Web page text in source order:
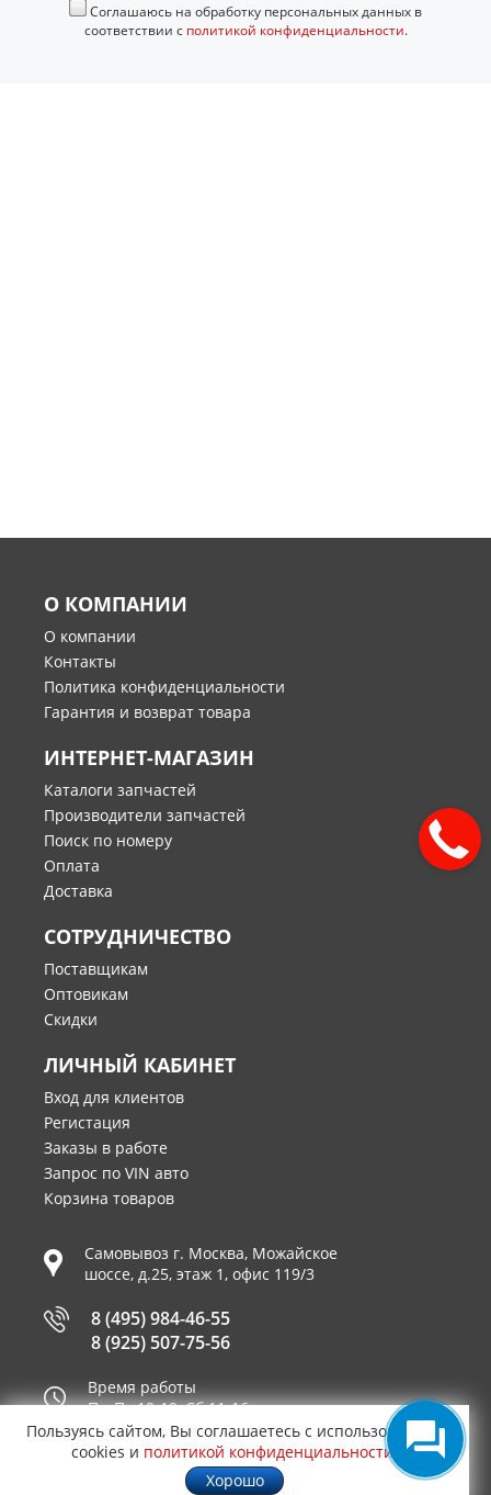
Соглашаюсь на обработку персональных данных в
соответствии с политикой конфиденциальности.
О КОМПАНИИ
О компании
Контакты
Политика конфиденциальности
Гарантия и возврат товара
ИНТЕРНЕТ-МАГАЗИН
Каталоги запчастей
Производители запчастей
Поиск по номеру
Оплата
Доставка
СОТРУДНИЧЕСТВО
Поставщикам
Оптовикам
Скидки
ЛИЧНЫЙ КАБИНЕТ
Вход для клиентов
Регистация
Заказы в работе
Запрос по VIN авто
Корзина товаров
Самовывоз г. Москва, Можайское
шоссе, д.25, этаж 1, офис 119/3
8 (495) 984-46-55
8 (925) 507-75-56
Время работы
Пн-Пт 10-19, Сб 11-16
Принимаем к оплате
Пользуясь сайтом, Вы соглашаетесь с использованием
cookies и политикой конфиденциальности
Хорошо